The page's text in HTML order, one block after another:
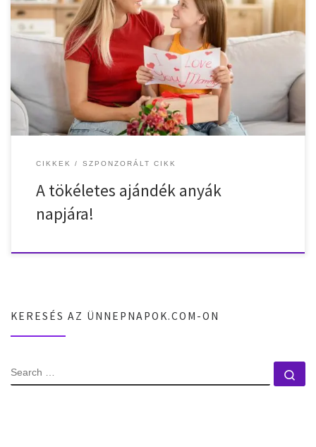
Elmondani az elmondhatatlant, kifejezni a kifejezhetetlent – ez
az Anyák napja nagy kihívása. Hogyan mondható el az, amire
aligha akad megfelelő szó? Van pár ötlet a tarsolyunkban, amik
barokkos körmondatok nélkül is hűen tükrözik azt az egyszerű,
egyetemes, világokat megváltoztató igazságot, hogy „szeretlek,
Anya”! Egy pillantás hatalmas szívdobbanás! Nehéz évről […]
CIKKEK SZPONZORÁLT CIKK
A tökéletes ajándék anyák
napjára!
KERESÉS AZ ÜNNEPNAPOK.COM-ON
SEARCH